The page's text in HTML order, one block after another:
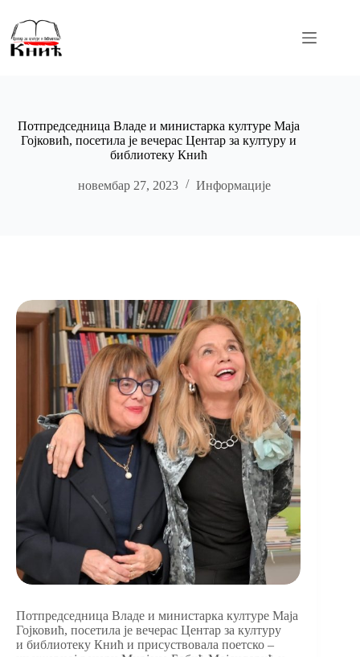
content
Потпредседница Владе и министарка културе Маја
Гојковић, посетила је вечерас Центар за културу и
библиотеку Кнић
новембар 27, 2023 Информације
Потпредседница Владе и министарка културе Маја
Гојковић, посетила је вечерас Центар за културу
и библиотеку Кнић и присуствовала поетско –